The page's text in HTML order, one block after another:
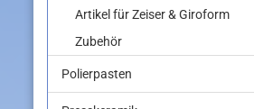
Artikel für Zeiser & Giroform
Zubehör
Polierpasten